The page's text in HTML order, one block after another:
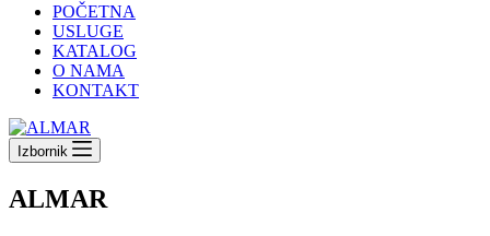
POČETNA
USLUGE
KATALOG
O NAMA
KONTAKT
Izbornik
ALMAR